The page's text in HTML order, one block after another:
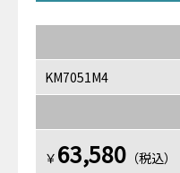
KM7051M4
￥ 63,580 （税込